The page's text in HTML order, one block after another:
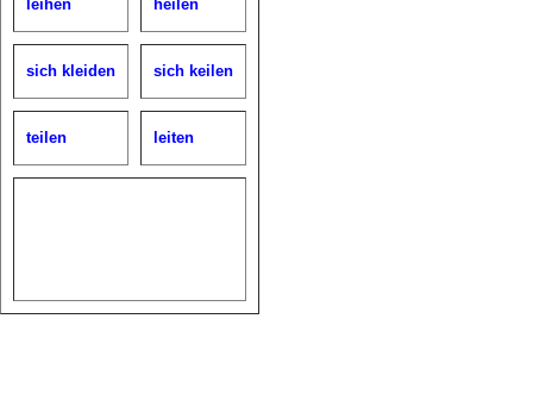
leihen heilen
sich kleiden sich keilen
teilen leiten